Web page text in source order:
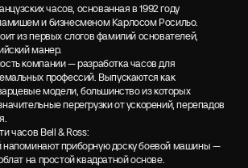
часов, основанная в 1992 году
и бизнесменом Карлосом Росильо.
из первых слогов фамилий основателей,
манер.
компании — разработка часов для
профессий. Выпускаются как
модели, большинство из которых
перегрузки от ускорений, перепадов
часов Bell & Ross:
напоминают приборную доску боевой машины —
на простой квадратной основе.